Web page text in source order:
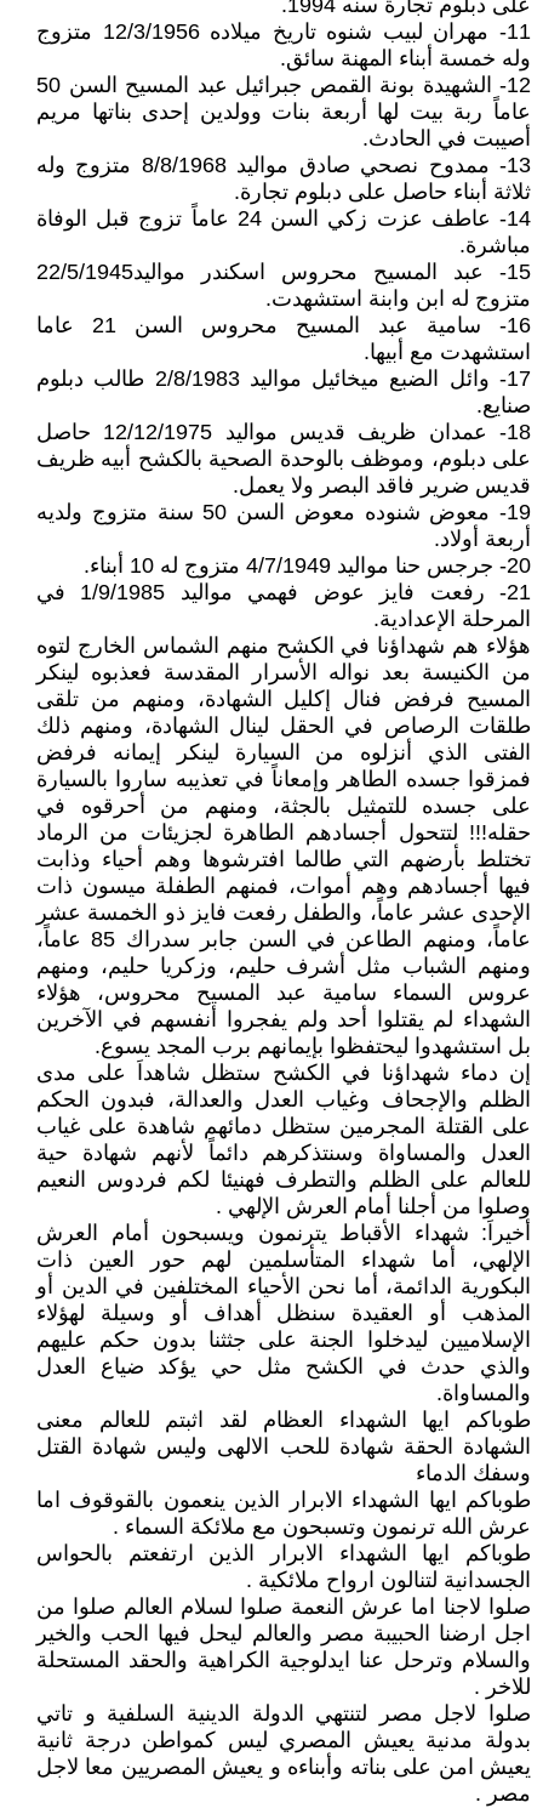
على دبلوم تجارة سنه 1994.
11- مهران لبيب شنوه تاريخ ميلاده 12/3/1956 متزوج
وله خمسة أبناء المهنة سائق.
12- الشهيدة بونة القمص جبرائيل عبد المسيح السن 50
عاماً ربة بيت لها أربعة بنات وولدين إحدى بناتها مريم
أصيبت في الحادث.
13- ممدوح نصحي صادق مواليد 8/8/1968 متزوج وله
ثلاثة أبناء حاصل على دبلوم تجارة.
14- عاطف عزت زكي السن 24 عاماً تزوج قبل الوفاة
مباشرة.
15- عبد المسيح محروس اسكندر مواليد22/5/1945
متزوج له ابن وابنة استشهدت.
16- سامية عبد المسيح محروس السن 21 عاما
استشهدت مع أبيها.
17- وائل الضبع ميخائيل مواليد 2/8/1983 طالب دبلوم
صنايع.
18- عمدان ظريف قديس مواليد 12/12/1975 حاصل
على دبلوم، وموظف بالوحدة الصحية بالكشح أبيه ظريف
قديس ضرير فاقد البصر ولا يعمل.
19- معوض شنوده معوض السن 50 سنة متزوج ولديه
أربعة أولاد.
20- جرجس حنا مواليد 4/7/1949 متزوج له 10 أبناء.
21- رفعت فايز عوض فهمي مواليد 1/9/1985 في
المرحلة الإعدادية.
هؤلاء هم شهداؤنا في الكشح منهم الشماس الخارج لتوه
من الكنيسة بعد نواله الأسرار المقدسة فعذبوه لينكر
المسيح فرفض فنال إكليل الشهادة، ومنهم من تلقى
طلقات الرصاص في الحقل لينال الشهادة، ومنهم ذلك
الفتى الذي أنزلوه من السيارة لينكر إيمانه فرفض
فمزقوا جسده الطاهر وإمعاناً في تعذيبه ساروا بالسيارة
على جسده للتمثيل بالجثة، ومنهم من أحرقوه في
حقله!!! لتتحول أجسادهم الطاهرة لجزيئات من الرماد
تختلط بأرضهم التي طالما افترشوها وهم أحياء وذابت
فيها أجسادهم وهم أموات، فمنهم الطفلة ميسون ذات
الإحدى عشر عاماً، والطفل رفعت فايز ذو الخمسة عشر
عاماً، ومنهم الطاعن في السن جابر سدراك 85 عاماً،
ومنهم الشباب مثل أشرف حليم، وزكريا حليم، ومنهم
عروس السماء سامية عبد المسيح محروس، هؤلاء
الشهداء لم يقتلوا أحد ولم يفجروا أنفسهم في الآخرين
بل استشهدوا ليحتفظوا بإيمانهم برب المجد يسوع.
إن دماء شهداؤنا في الكشح ستظل شاهداَ على مدى
الظلم والإجحاف وغياب العدل والعدالة، فبدون الحكم
على القتلة المجرمين ستظل دمائهم شاهدة على غياب
العدل والمساواة وسنتذكرهم دائماً لأنهم شهادة حية
للعالم على الظلم والتطرف فهنيئا لكم فردوس النعيم
وصلوا من أجلنا أمام العرش الإلهي .
أخيراَ: شهداء الأقباط يترنمون ويسبحون أمام العرش
الإلهي، أما شهداء المتأسلمين لهم حور العين ذات
البكورية الدائمة، أما نحن الأحياء المختلفين في الدين أو
المذهب أو العقيدة سنظل أهداف أو وسيلة لهؤلاء
الإسلاميين ليدخلوا الجنة على جثثنا بدون حكم عليهم
والذي حدث في الكشح مثل حي يؤكد ضياع العدل
والمساواة.
طوباكم ايها الشهداء العظام لقد اثبتم للعالم معنى
الشهادة الحقة شهادة للحب الالهى وليس شهادة القتل
وسفك الدماء
طوباكم ايها الشهداء الابرار الذين ينعمون بالقوقوف اما
عرش الله ترنمون وتسبحون مع ملائكة السماء .
طوباكم ايها الشهداء الابرار الذين ارتفعتم بالحواس
الجسدانية لتنالون ارواح ملائكية .
صلوا لاجنا اما عرش النعمة صلوا لسلام العالم صلوا من
اجل ارضنا الحبيبة مصر والعالم ليحل فيها الحب والخير
والسلام وترحل عنا ايدلوجية الكراهية والحقد المستحلة
للاخر .
صلوا لاجل مصر لتنتهي الدولة الدينية السلفية و تاتي
بدولة مدنية يعيش المصري ليس كمواطن درجة ثانية
يعيش امن على بناته وأبناءه و يعيش المصريين معا لاجل
مصر .